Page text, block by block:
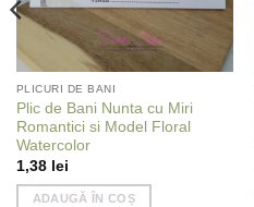
PLICURI DE BANI
Plic de Bani Nunta cu Miri
Romantici si Model Floral
Watercolor
1,38 lei
ADAUGĂ ÎN COȘ